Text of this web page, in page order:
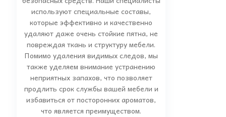
используют специальные составы,
которые эффективно и качественно
удаляют даже очень стойкие пятна, не
повреждая ткань и структуру мебели.
Помимо удаления видимых следов, мы
также уделяем внимание устранению
неприятных запахов, что позволяет
продлить срок службы вашей мебели и
избавиться от посторонних ароматов,
что является преимуществом.